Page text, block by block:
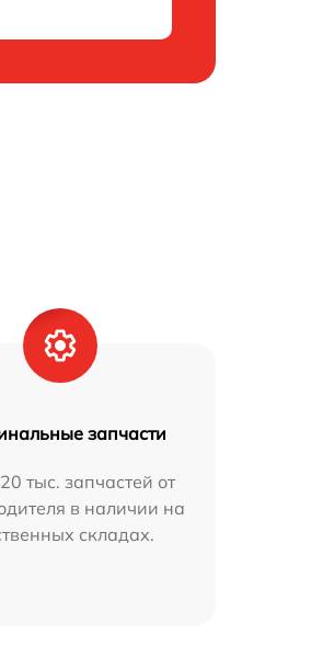
запчасти
тыс. запчастей от
в наличии на
складах.